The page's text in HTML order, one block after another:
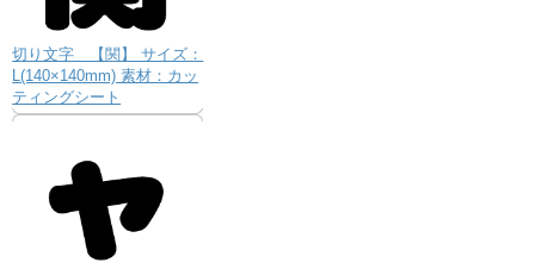
切り文字 【関】 サイズ：
L(140×140mm) 素材：カッ
ティングシート